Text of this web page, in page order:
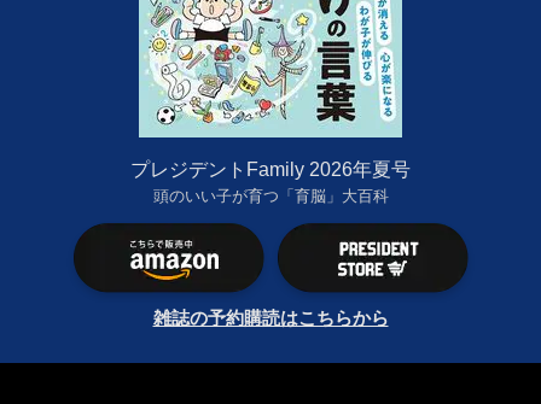
プレジデントFamily 2026年夏号
頭のいい子が育つ「育脳」大百科
雑誌の予約購読はこちらから